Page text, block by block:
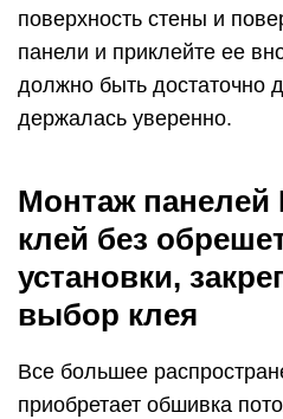
поверхность стены и
панели и приклейте ее
должно быть достаточно
держалась уверенно.
Монтаж панелей
клей без
установки,
выбор клея
Все большее
приобретает обшивка